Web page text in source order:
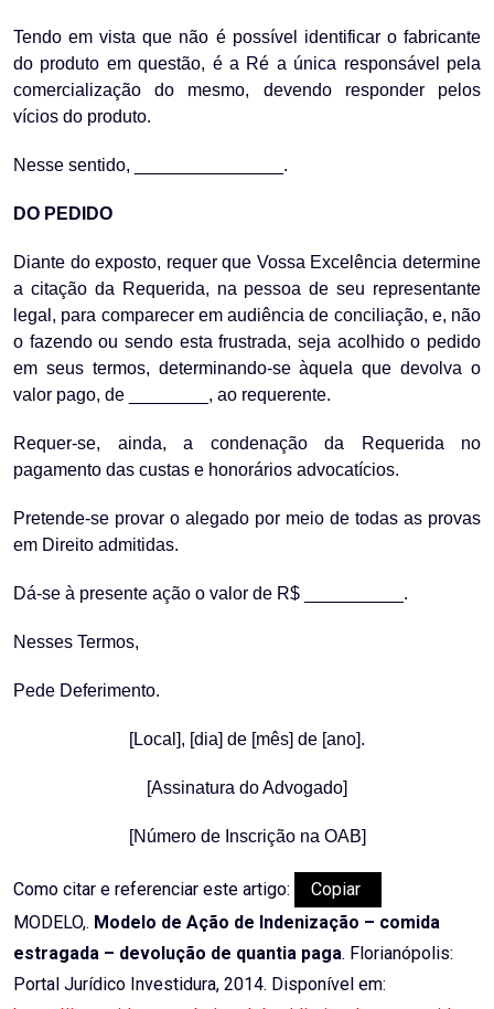
Tendo em vista que não é possível identificar o fabricante
do produto em questão, é a Ré a única responsável pela
comercialização do mesmo, devendo responder pelos
vícios do produto.
Nesse sentido, _______________.
DO PEDIDO
Diante do exposto, requer que Vossa Excelência determine
a citação da Requerida, na pessoa de seu representante
legal, para comparecer em audiência de conciliação, e, não
o fazendo ou sendo esta frustrada, seja acolhido o pedido
em seus termos, determinando-se àquela que devolva o
valor pago, de ________, ao requerente.
Requer-se, ainda, a condenação da Requerida no
pagamento das custas e honorários advocatícios.
Pretende-se provar o alegado por meio de todas as provas
em Direito admitidas.
Dá-se à presente ação o valor de R$ __________.
Nesses Termos,
Pede Deferimento.
[Local], [dia] de [mês] de [ano].
[Assinatura do Advogado]
[Número de Inscrição na OAB]
Como citar e referenciar este artigo:
Copiar
MODELO,. Modelo de Ação de Indenização – comida
estragada – devolução de quantia paga. Florianópolis:
Portal Jurídico Investidura, 2014. Disponível em: